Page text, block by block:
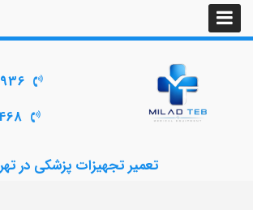
تعمیر تجهیزات پزشکی در